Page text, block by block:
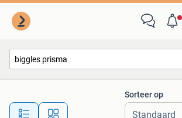
Alle afstanden…
Sorteer op